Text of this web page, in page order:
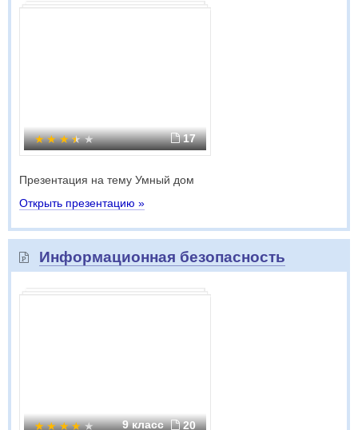
17
Презентация на тему Умный дом
Открыть презентацию »
Информационная безопасность
9 класс 20